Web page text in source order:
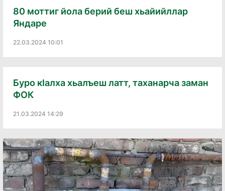
80 моттиг йола берий беш хьайийллар
Яндаре
22.03.2024 10:01
Буро кӀалха хьалъеш латт, таханарча заман
ФОК
21.03.2024 14:29